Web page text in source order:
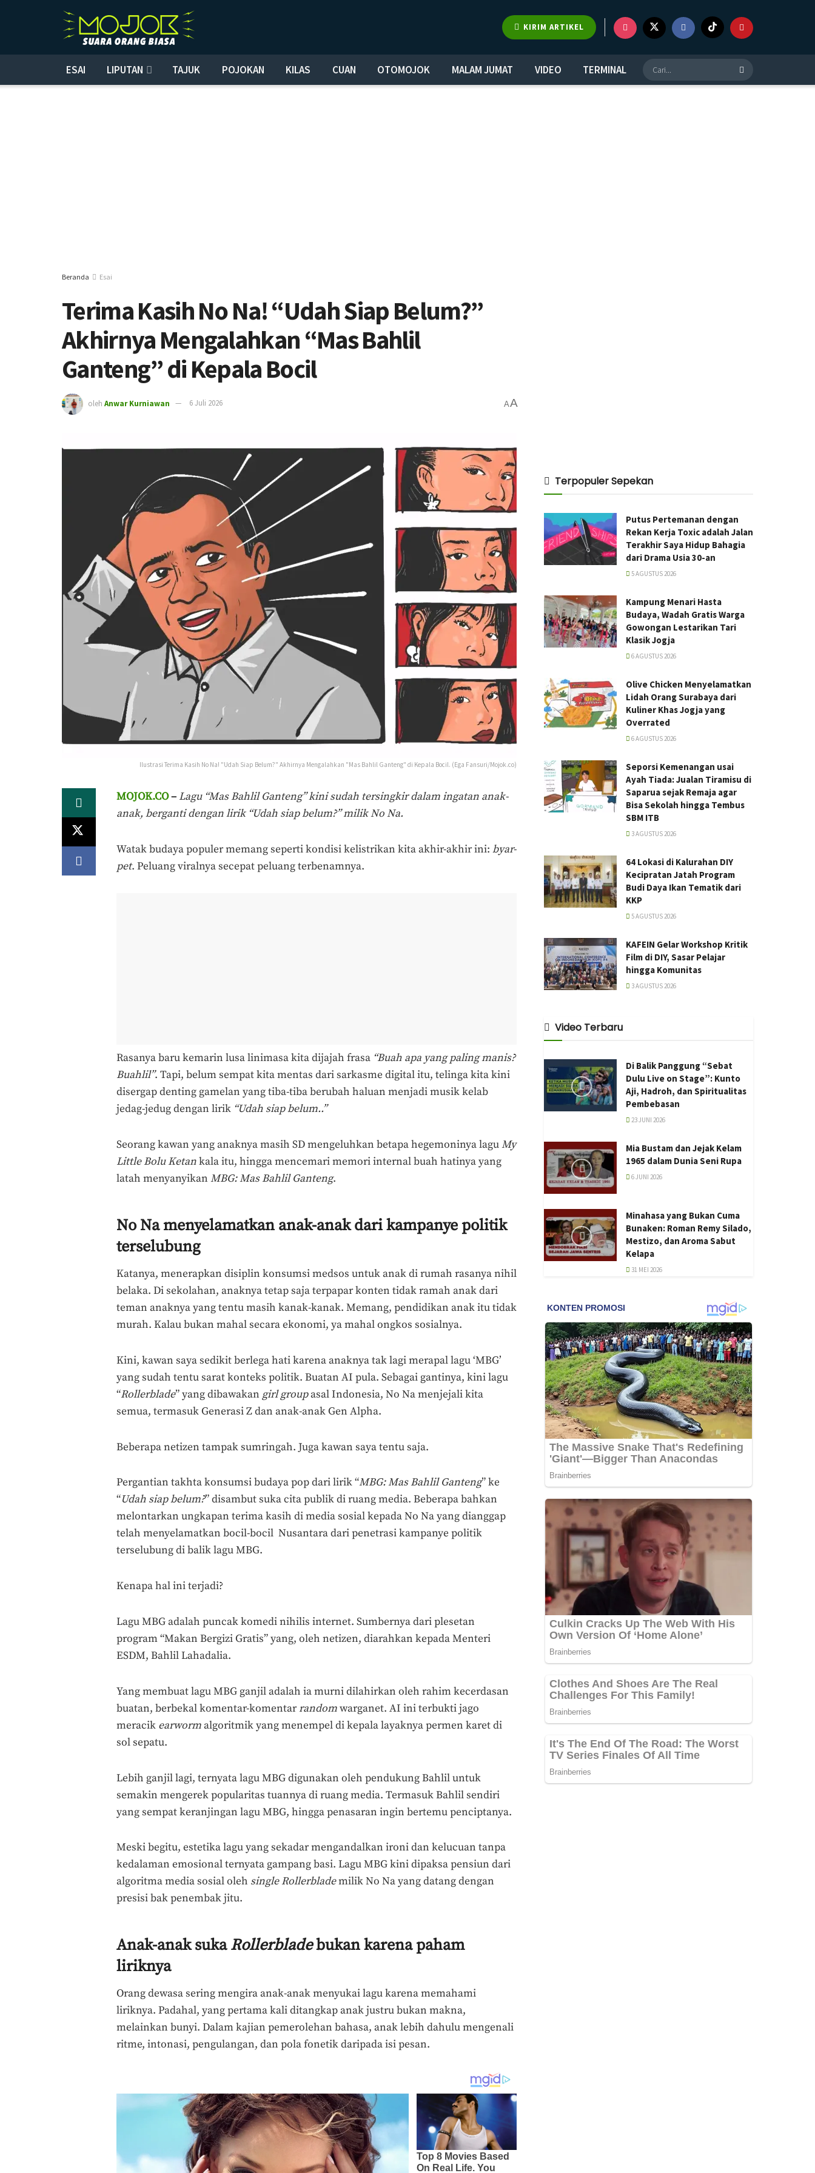
KIRIM ARTIKEL
ESAI LIPUTAN TAJUK POJOKAN KILAS CUAN OTOMOJOK MALAM JUMAT VIDEO TERMINAL
Beranda Esai
Terima Kasih No Na! “Udah Siap Belum?”
Akhirnya Mengalahkan “Mas Bahlil
Ganteng” di Kepala Bocil
oleh Anwar Kurniawan 6 Juli 2026 AA
Ilustrasi Terima Kasih No Na! "Udah Siap Belum?" Akhirnya Mengalahkan "Mas Bahlil Ganteng" di Kepala Bocil. (Ega Fansuri/Mojok.co)
MOJOK.CO– Lagu “Mas Bahlil Ganteng” kini sudah tersingkir dalam ingatan anak-
anak, berganti dengan lirik “Udah siap belum?” milik No Na.
Watak budaya populer memang seperti kondisi kelistrikan kita akhir-akhir ini: byar-
pet. Peluang viralnya secepat peluang terbenamnya.
Rasanya baru kemarin lusa linimasa kita dijajah frasa “Buah apa yang paling manis?
Buahlil”. Tapi, belum sempat kita mentas dari sarkasme digital itu, telinga kita kini
disergap denting gamelan yang tiba-tiba berubah haluan menjadi musik kelab
jedag-jedug dengan lirik “Udah siap belum..”
Seorang kawan yang anaknya masih SD mengeluhkan betapa hegemoninya laguMy
Little Bolu Ketankala itu, hingga mencemari memori internal buah hatinya yang
latah menyanyikan MBG: Mas Bahlil Ganteng.
No Na menyelamatkan anak-anak dari kampanye politik
terselubung
Katanya, menerapkan disiplin konsumsi medsos untuk anak di rumah rasanya nihil
belaka. Di sekolahan, anaknya tetap saja terpapar konten tidak ramah anak dari
teman anaknya yang tentu masih kanak-kanak. Memang, pendidikan anak itu tidak
murah. Kalau bukan mahal secara ekonomi, ya mahal ongkos sosialnya.
Kini, kawan saya sedikit berlega hati karena anaknya tak lagi merapal lagu ‘MBG’
yang sudah tentu sarat konteks politik. Buatan AI pula. Sebagai gantinya, kini lagu
“Rollerblade” yang dibawakan girl groupasal Indonesia, No Na menjejali kita
semua, termasuk Generasi Z dan anak-anak Gen Alpha.
Beberapa netizen tampak sumringah. Juga kawan saya tentu saja.
Pergantian takhta konsumsi budaya pop dari lirik “MBG: Mas Bahlil Ganteng” ke
“Udah siap belum?” disambut suka cita publik di ruang media. Beberapa bahkan
melontarkan ungkapan terima kasih di media sosial kepada No Na yang dianggap
telah menyelamatkan bocil-bocil Nusantara dari penetrasi kampanye politik
terselubung di balik lagu MBG.
Kenapa hal ini terjadi?
Lagu MBG adalah puncak komedi nihilis internet. Sumbernya dari plesetan
program “Makan Bergizi Gratis” yang, oleh netizen, diarahkan kepada Menteri
ESDM, Bahlil Lahadalia.
Yang membuat lagu MBG ganjil adalah ia murni dilahirkan oleh rahim kecerdasan
buatan, berbekal komentar-komentarrandomwarganet. AI ini terbukti jago
meracik earwormalgoritmik yang menempel di kepala layaknya permen karet di
sol sepatu.
Lebih ganjil lagi, ternyata lagu MBG digunakan oleh pendukung Bahlil untuk
semakin mengerek popularitas tuannya di ruang media. Termasuk Bahlil sendiri
yang sempat keranjingan lagu MBG, hingga penasaran ingin bertemu penciptanya.
Meski begitu, estetika lagu yang sekadar mengandalkan ironi dan kelucuan tanpa
kedalaman emosional ternyata gampang basi. Lagu MBGkini dipaksa pensiun dari
algoritma media sosial oleh single Rollerblademilik No Na yang datang dengan
presisi bak penembak jitu.
Anak-anak sukaRollerbladebukan karena paham
liriknya
Orang dewasa sering mengira anak-anak menyukai lagu karena memahami
liriknya. Padahal, yang pertama kali ditangkap anak justru bukan makna,
melainkan bunyi. Dalam kajian pemerolehan bahasa, anak lebih dahulu mengenali
ritme, intonasi, pengulangan, dan pola fonetik daripada isi pesan.
Terpopuler Sepekan
Putus Pertemanan dengan
Rekan Kerja Toxic adalah Jalan
Terakhir Saya Hidup Bahagia
dari Drama Usia 30-an
5 AGUSTUS 2026
Kampung Menari Hasta
Budaya, Wadah Gratis Warga
Gowongan Lestarikan Tari
Klasik Jogja
6 AGUSTUS 2026
Olive Chicken Menyelamatkan
Lidah Orang Surabaya dari
Kuliner Khas Jogja yang
Overrated
6 AGUSTUS 2026
Seporsi Kemenangan usai
Ayah Tiada: Jualan Tiramisu di
Saparua sejak Remaja agar
Bisa Sekolah hingga Tembus
SBM ITB
3 AGUSTUS 2026
64 Lokasi di Kalurahan DIY
Kecipratan Jatah Program
Budi Daya Ikan Tematik dari
KKP
5 AGUSTUS 2026
KAFEIN Gelar Workshop Kritik
Film di DIY, Sasar Pelajar
hingga Komunitas
3 AGUSTUS 2026
Video Terbaru
Di Balik Panggung “Sebat
Dulu Live on Stage”: Kunto
Aji, Hadroh, dan Spiritualitas
Pembebasan
23 JUNI 2026
Mia Bustam dan Jejak Kelam
1965 dalam Dunia Seni Rupa
6 JUNI 2026
Minahasa yang Bukan Cuma
Bunaken: Roman Remy Silado,
Mestizo, dan Aroma Sabut
Kelapa
31 MEI 2026